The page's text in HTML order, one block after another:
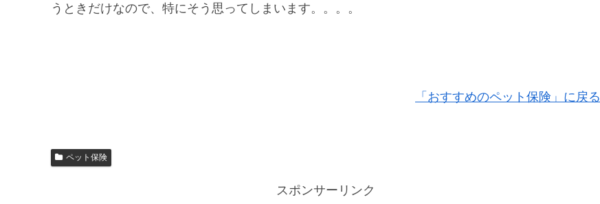
うときだけなので、特にそう思ってしまいます。。。。
「おすすめのペット保険」に戻る
ペット保険
スポンサーリンク